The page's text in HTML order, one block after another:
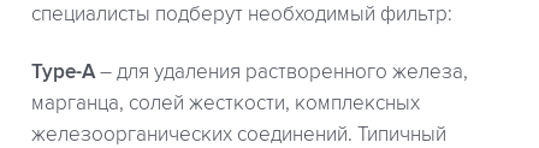
специалисты подберут необходимый фильтр:
Type-A– для удаления растворенного железа,
марганца, солей жесткости, комплексных
железоорганических соединений. Типичный